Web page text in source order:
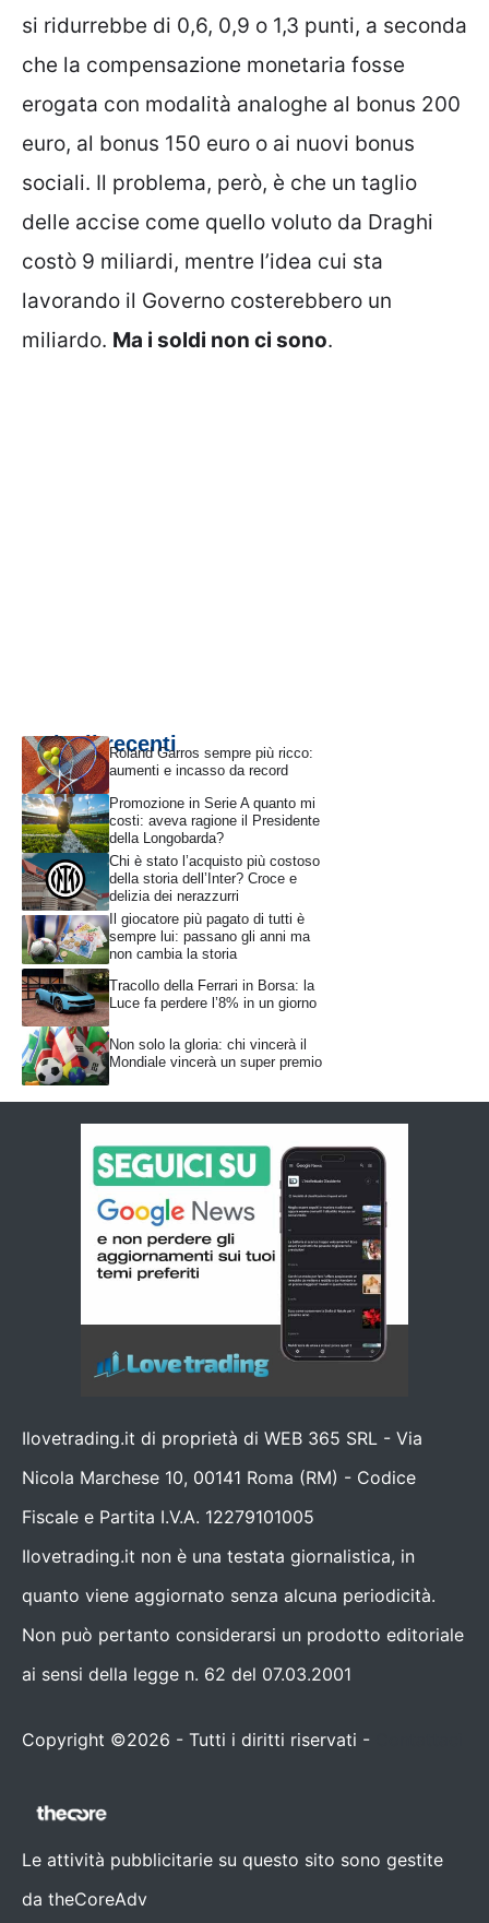
si ridurrebbe di 0,6, 0,9 o 1,3 punti, a seconda
che la compensazione monetaria fosse
erogata con modalità analoghe al bonus 200
euro, al bonus 150 euro o ai nuovi bonus
sociali. Il problema, però, è che un taglio
delle accise come quello voluto da Draghi
costò 9 miliardi, mentre l’idea cui sta
lavorando il Governo costerebbero un
miliardo. Ma i soldi non ci sono.
Articoli recentiRoland Garros sempre più ricco:
aumenti e incasso da record
Promozione in Serie A quanto mi
costi: aveva ragione il Presidente
della Longobarda?
Chi è stato l’acquisto più costoso
della storia dell’Inter? Croce e
delizia dei nerazzurri
Il giocatore più pagato di tutti è
sempre lui: passano gli anni ma
non cambia la storia
Tracollo della Ferrari in Borsa: la
Luce fa perdere l’8% in un giorno
Non solo la gloria: chi vincerà il
Mondiale vincerà un super premio
Ilovetrading.it di proprietà di WEB 365 SRL - Via
Nicola Marchese 10, 00141 Roma (RM) - Codice
Fiscale e Partita I.V.A. 12279101005
Ilovetrading.it non è una testata giornalistica, in
quanto viene aggiornato senza alcuna periodicità.
Non può pertanto considerarsi un prodotto editoriale
ai sensi della legge n. 62 del 07.03.2001
Copyright ©2026 - Tutti i diritti riservati -
Le attività pubblicitarie su questo sito sono gestite
da theCoreAdv